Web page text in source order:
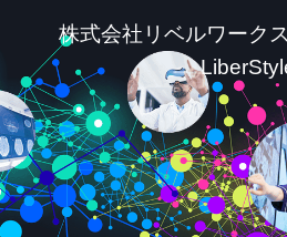
株式会社リベルワーク